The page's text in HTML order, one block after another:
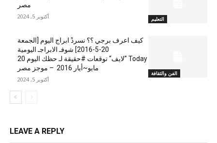
التعليم
مصر
أكتوبر 5, 2024
الفن والثقافة
كيف اعرف برجي ؟؟ نسردْ ابراج اليوم [الجمعة
20-5-2016] شوفـ الابراجـ اليومية
Today ”لايف“ توقعات #حقيقة لـ حظك اليوم 20
مايو~أيار 2016 – موجز مصر
أكتوبر 5, 2024
LEAVE A REPLY